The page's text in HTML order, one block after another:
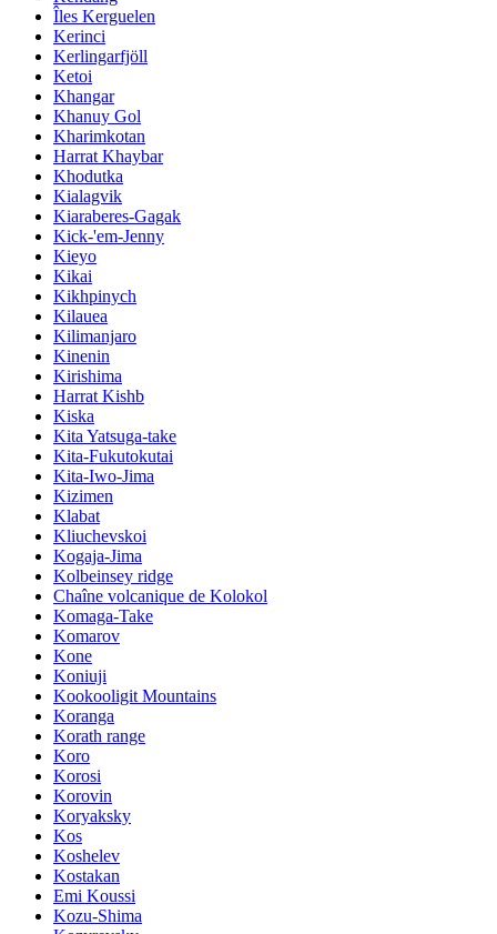
Îles Kerguelen
Kerinci
Kerlingarfjöll
Ketoi
Khangar
Khanuy Gol
Kharimkotan
Harrat Khaybar
Khodutka
Kialagvik
Kiaraberes-Gagak
Kick-'em-Jenny
Kieyo
Kikai
Kikhpinych
Kilauea
Kilimanjaro
Kinenin
Kirishima
Harrat Kishb
Kiska
Kita Yatsuga-take
Kita-Fukutokutai
Kita-Iwo-Jima
Kizimen
Klabat
Kliuchevskoi
Kogaja-Jima
Kolbeinsey ridge
Chaîne volcanique de Kolokol
Komaga-Take
Komarov
Kone
Koniuji
Kookooligit Mountains
Koranga
Korath range
Koro
Korosi
Korovin
Koryaksky
Kos
Koshelev
Kostakan
Emi Koussi
Kozu-Shima